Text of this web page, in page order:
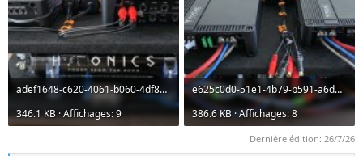
adef1648-c620-4061-b060-4df8731b87c8.jpg
346.1 KB · Affichages: 9
e625c0d0-51e1-4b79-b591-a6d6b001bf2d.jpg
386.6 KB · Affichages: 8
Dernière édition: 26/7/26